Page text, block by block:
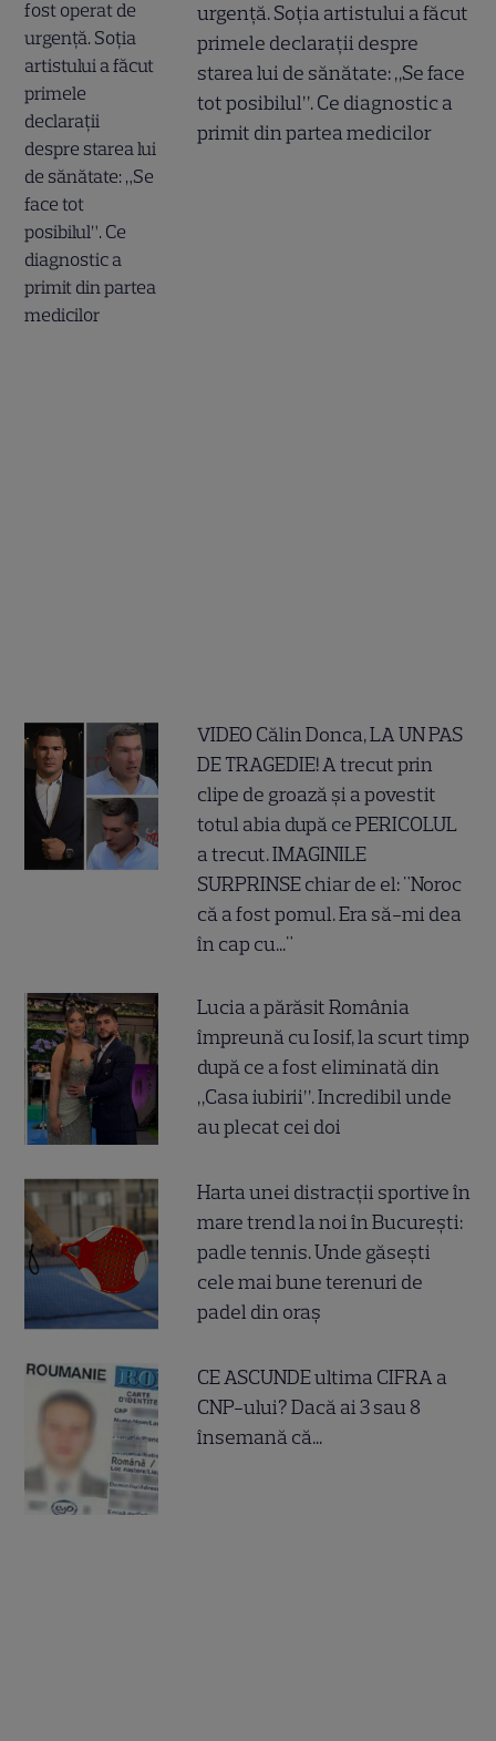
urgență. Soția artistului a făcut
primele declarații despre
starea lui de sănătate: „Se face
tot posibilul”. Ce diagnostic a
primit din partea medicilor
VIDEO Călin Donca, LA UN PAS
DE TRAGEDIE! A trecut prin
clipe de groază și a povestit
totul abia după ce PERICOLUL
a trecut. IMAGINILE
SURPRINSE chiar de el: "Noroc
că a fost pomul. Era să-mi dea
în cap cu..."
Lucia a părăsit România
împreună cu Iosif, la scurt timp
după ce a fost eliminată din
„Casa iubirii”. Incredibil unde
au plecat cei doi
Harta unei distracții sportive în
mare trend la noi în București:
padle tennis. Unde găsești
cele mai bune terenuri de
padel din oraș
CE ASCUNDE ultima CIFRA a
CNP-ului? Dacă ai 3 sau 8
însemană că...